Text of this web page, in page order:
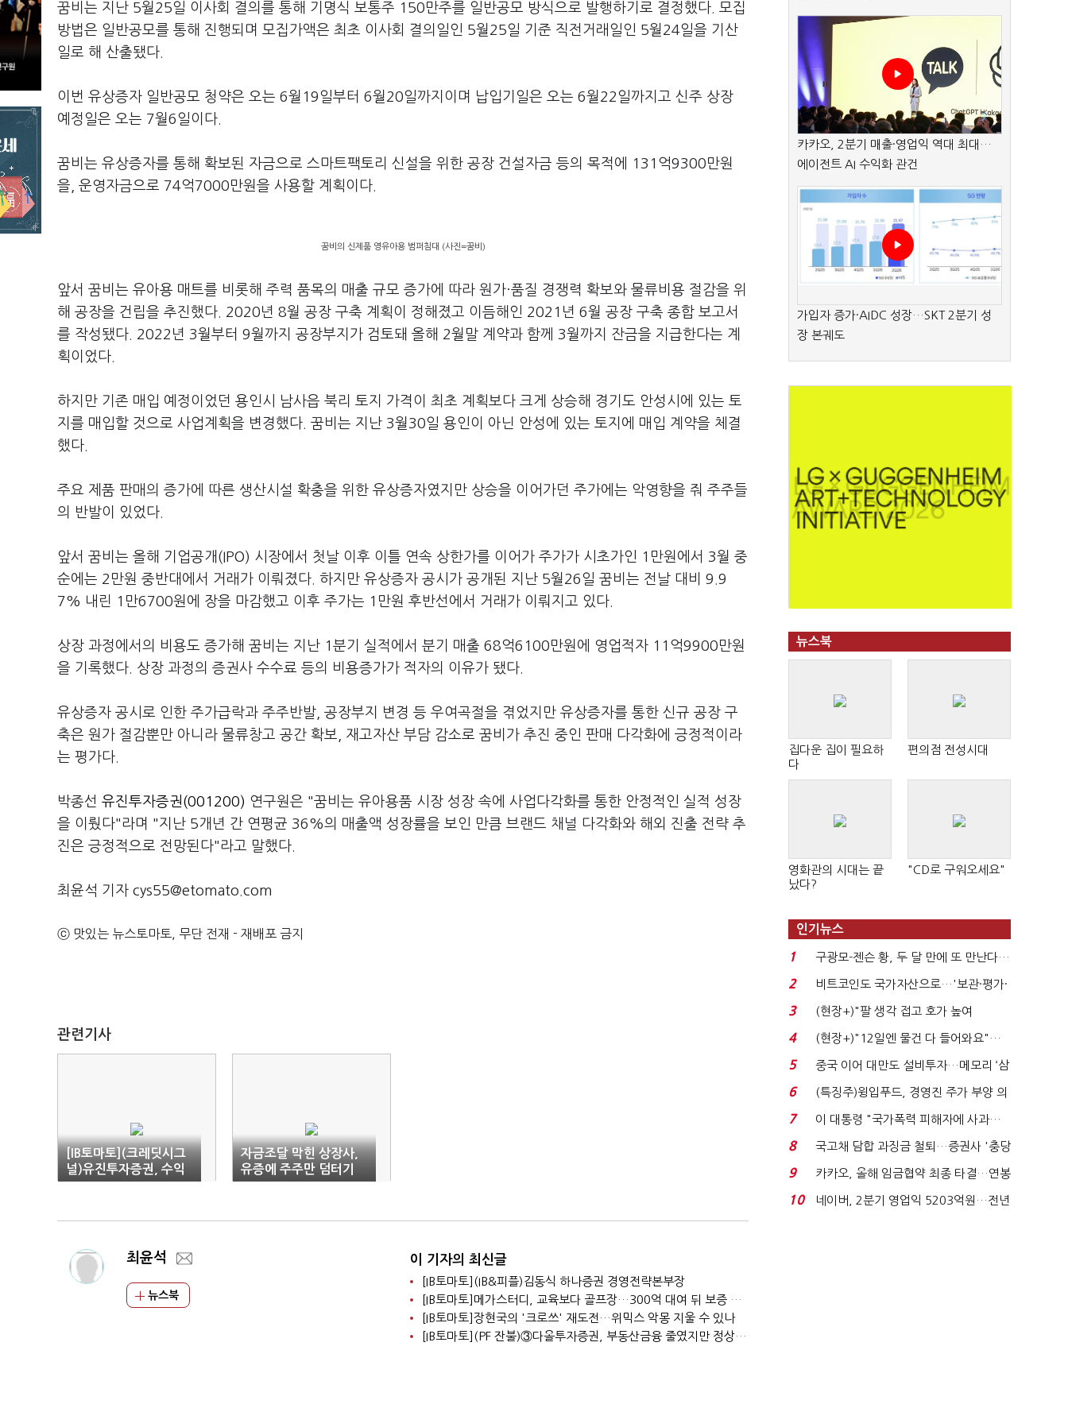
꿈비는 지난 5월25일 이사회 결의를 통해 기명식 보통주 150만주를 일반공모 방식으로 발행하기로 결정했다. 모집
방법은 일반공모를 통해 진행되며 모집가액은 최초 이사회 결의일인 5월25일 기준 직전거래일인 5월24일을 기산
일로 해 산출됐다.
이번 유상증자 일반공모 청약은 오는 6월19일부터 6월20일까지이며 납입기일은 오는 6월22일까지고 신주 상장
예정일은 오는 7월6일이다.
꿈비는 유상증자를 통해 확보된 자금으로 스마트팩토리 신설을 위한 공장 건설자금 등의 목적에 131억9300만원
을, 운영자금으로 74억7000만원을 사용할 계획이다.
꿈비의 신제품 영유아용 범퍼침대 (사진=꿈비)
앞서 꿈비는 유아용 매트를 비롯해 주력 품목의 매출 규모 증가에 따라 원가·품질 경쟁력 확보와 물류비용 절감을 위
해 공장을 건립을 추진했다. 2020년 8월 공장 구축 계획이 정해졌고 이듬해인 2021년 6월 공장 구축 종합 보고서
를 작성됐다. 2022년 3월부터 9월까지 공장부지가 검토돼 올해 2월말 계약과 함께 3월까지 잔금을 지급한다는 계
획이었다.
하지만 기존 매입 예정이었던 용인시 남사읍 북리 토지 가격이 최초 계획보다 크게 상승해 경기도 안성시에 있는 토
지를 매입할 것으로 사업계획을 변경했다. 꿈비는 지난 3월30일 용인이 아닌 안성에 있는 토지에 매입 계약을 체결
했다.
주요 제품 판매의 증가에 따른 생산시설 확충을 위한 유상증자였지만 상승을 이어가던 주가에는 악영향을 줘 주주들
의 반발이 있었다.
앞서 꿈비는 올해 기업공개(IPO) 시장에서 첫날 이후 이틀 연속 상한가를 이어가 주가가 시초가인 1만원에서 3월 중
순에는 2만원 중반대에서 거래가 이뤄졌다. 하지만 유상증자 공시가 공개된 지난 5월26일 꿈비는 전날 대비 9.9
7% 내린 1만6700원에 장을 마감했고 이후 주가는 1만원 후반선에서 거래가 이뤄지고 있다.
상장 과정에서의 비용도 증가해 꿈비는 지난 1분기 실적에서 분기 매출 68억6100만원에 영업적자 11억9900만원
을 기록했다. 상장 과정의 증권사 수수료 등의 비용증가가 적자의 이유가 됐다.
유상증자 공시로 인한 주가급락과 주주반발, 공장부지 변경 등 우여곡절을 겪었지만 유상증자를 통한 신규 공장 구
축은 원가 절감뿐만 아니라 물류창고 공간 확보, 재고자산 부담 감소로 꿈비가 추진 중인 판매 다각화에 긍정적이라
는 평가다.
박종선 유진투자증권(001200) 연구원은 "꿈비는 유아용품 시장 성장 속에 사업다각화를 통한 안정적인 실적 성장
을 이뤘다"라며 "지난 5개년 간 연평균 36%의 매출액 성장률을 보인 만큼 브랜드 채널 다각화와 해외 진출 전략 추
진은 긍정적으로 전망된다"라고 말했다.
최윤석 기자 cys55@etomato.com
ⓒ 맛있는 뉴스토마토, 무단 전재 - 재배포 금지
관련기사
[IB토마토](크레딧시그
널)유진투자증권, 수익
성 저하…건전성 하락
자금조달 막힌 상장사,
유증에 주주만 덤터기
최윤석
뉴스북
이 기자의 최신글
[IB토마토](IB&피플)김동식 하나증권 경영전략본부장
[IB토마토]메가스터디, 교육보다 골프장…300억 대여 뒤 보증 리스크
[IB토마토]장현국의 '크로쓰' 재도전…위믹스 악몽 지울 수 있나
[IB토마토](PF 잔불)③다올투자증권, 부동산금융 줄였지만 정상화는 진행형
카카오, 2분기 매출·영업익 역대 최대…
에이전트 AI 수익화 관건
가입자 증가·AIDC 성장…SKT 2분기 성
장 본궤도
뉴스북
집다운 집이 필요하
다
편의점 전성시대
영화관의 시대는 끝
났다?
"CD로 구워오세요"
인기뉴스
1
구광모-젠슨 황, 두 달 만에 또 만난다…
로봇·AI 등 논...
2
비트코인도 국가자산으로…'보관·평가·
처분' 기준은 ...
3
(현장+)"팔 생각 접고 호가 높여
요"…'덜 똘똘한 한 채' 20...
4
(현장+)"12일엔 물건 다 들어와요"…
빈 매대 채우며 문 연 ...
5
중국 이어 대만도 설비투자…메모리 ‘삼
국전쟁’
6
(특징주)윙입푸드, 경영진 주가 부양 의
지에 상한가...
7
이 대통령 "국가폭력 피해자에 사과…
적극적 조사로 진...
8
국고채 담합 과징금 철퇴…증권사 '충당
금 폭탄' 우려...
9
카카오, 올해 임금협약 최종 타결…연봉
6.3% 인상·격려...
10
네이버, 2분기 영업익 5203억원…전년